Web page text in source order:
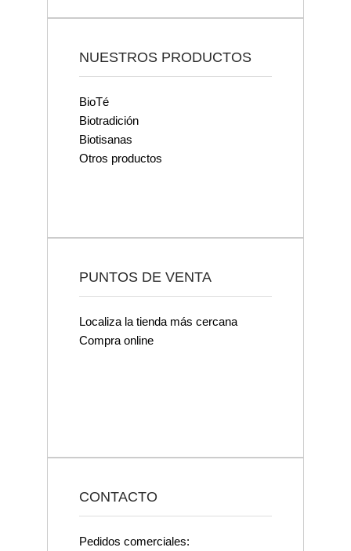
NUESTROS PRODUCTOS
BioTé
Biotradición
Biotisanas
Otros productos
PUNTOS DE VENTA
Localiza la tienda más cercana
Compra online
CONTACTO
Pedidos comerciales: